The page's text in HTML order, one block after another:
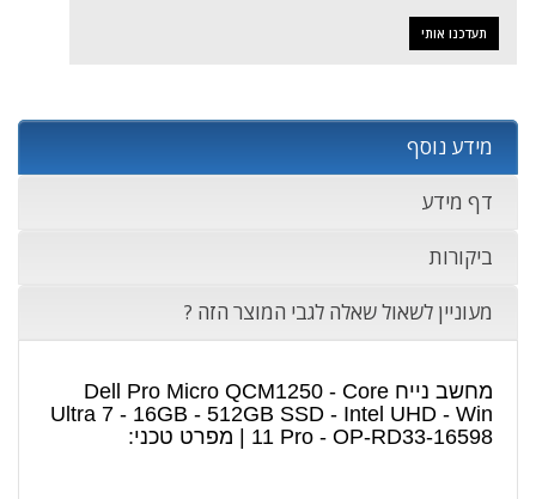
מידע נוסף
דף מידע
ביקורות
מעוניין לשאול שאלה לגבי המוצר הזה ?
מחשב נייח Dell Pro Micro QCM1250 - Core
Ultra 7 - 16GB - 512GB SSD - Intel UHD - Win
11 Pro - OP-RD33-16598 | מפרט טכני: